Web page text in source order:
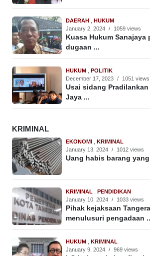
DAERAH
HUKUM
January 2, 2024 / 1059 views
Kuasa Hukum Sanajaya
dugaan ...
HUKUM
POLITIK
December 17, 2023 / 1051 views
Usai sidang
Jaya ...
KRIMINAL
EKONOMI
KRIMINAL
January 13, 2024 / 1012 views
Uang habis barang
KRIMINAL
PENDIDIKAN
January 10, 2024 / 1033 views
Pihak kejaksaan
menulusuri pengadaan
HUKUM
KRIMINAL
January 9, 2024 / 969 views